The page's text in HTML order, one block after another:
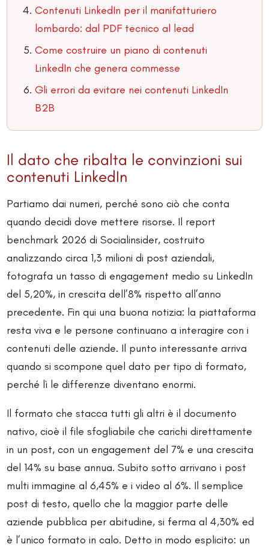
Contenuti LinkedIn per il manifatturiero
lombardo: dal PDF tecnico al lead
Come costruire un piano di contenuti
LinkedIn che genera commesse
Gli errori da evitare nei contenuti LinkedIn
B2B
Il dato che ribalta le convinzioni sui
contenuti LinkedIn
Partiamo dai numeri, perché sono ciò che conta
quando decidi dove mettere risorse. Il report
benchmark 2026 di Socialinsider, costruito
analizzando circa 1,3 milioni di post aziendali,
fotografa un tasso di engagement medio su LinkedIn
del 5,20%, in crescita dell’8% rispetto all’anno
precedente. Fin qui una buona notizia: la piattaforma
resta viva e le persone continuano a interagire con i
contenuti delle aziende. Il punto interessante arriva
quando si scompone quel dato per tipo di formato,
perché lì le differenze diventano enormi.
Il formato che stacca tutti gli altri è il documento
nativo, cioè il file sfogliabile che carichi direttamente
in un post, con un engagement del 7% e una crescita
del 14% su base annua. Subito sotto arrivano i post
multi immagine al 6,45% e i video al 6%. Il semplice
post di testo, quello che la maggior parte delle
aziende pubblica per abitudine, si ferma al 4,30% ed
è l’unico formato in calo. Detto in modo esplicito: un